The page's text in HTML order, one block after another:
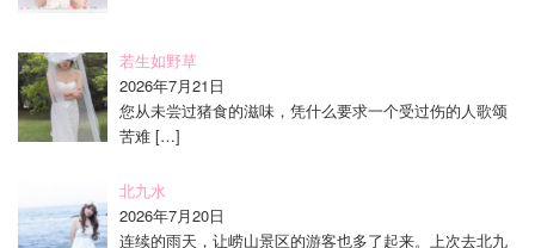
若生如野草
2026年7月21日
您从未尝过猪食的滋味，凭什么要求一个受过伤的人歌颂
苦难[…]
北九水
2026年7月20日
连续的雨天，让崂山景区的游客也多了起来。上次去北九